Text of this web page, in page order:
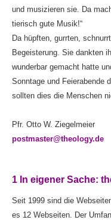
und musizieren sie. Da
tierisch gute Musik!“
Da hüpften, gurrten,
Begeisterung. Sie dankten
wunderbar gemacht hatte
Sonntage und Feierabende
sollten dies die Menschen
Pfr. Otto W. Ziegelmeier
postmaster@theology.de
1 In eigener Sache:
Seit 1999 sind die
es 12 Webseiten. Der